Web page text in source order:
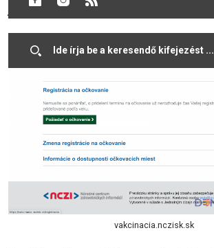
jelentkezhetnek.
vakcinacia.nczisk.sk